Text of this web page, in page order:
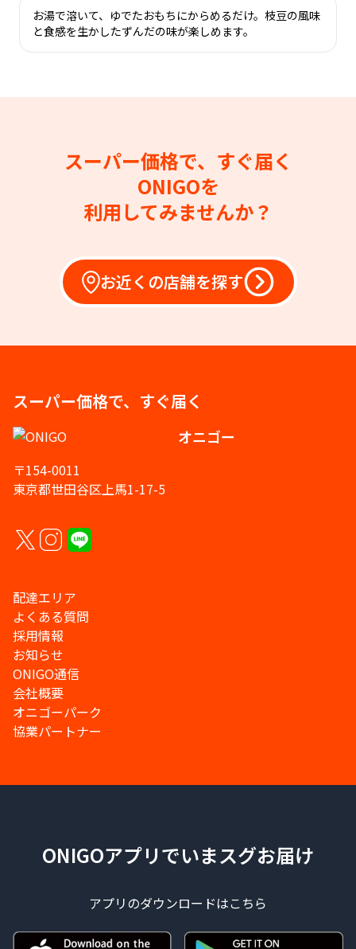
お湯で溶いて、ゆでたおもちにからめるだけ。枝豆の風味
と食感を生かしたずんだの味が楽しめます。
スーパー価格で、すぐ届く
ONIGOを
利用してみませんか？
お近くの店舗を探す
スーパー価格で、すぐ届く
オニゴー
〒154-0011
東京都世田谷区上馬1-17-5
配達エリア
よくある質問
採用情報
お知らせ
ONIGO通信
会社概要
オニゴーパーク
協業パートナー
ONIGOアプリでいまスグお届け
アプリのダウンロードはこちら